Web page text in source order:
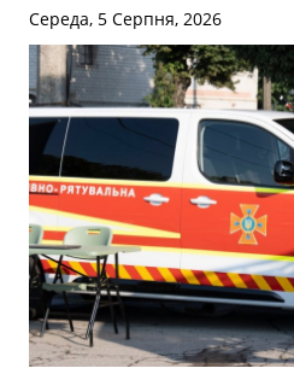
Середа, 5 Серпня, 2026